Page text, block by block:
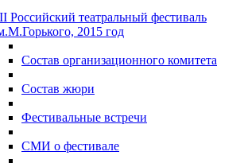
Российский театральный фестиваль
2015 год
Состав организационного комитета
Состав жюри
Фестивальные встречи
СМИ о фестивале